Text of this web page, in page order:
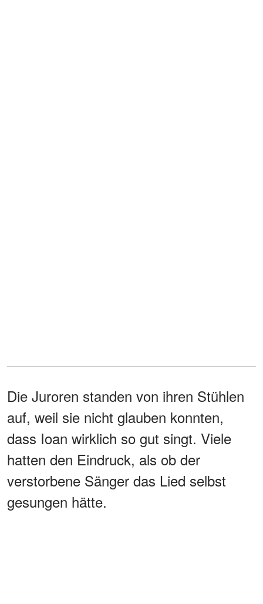
Die Juroren standen von ihren Stühlen
auf, weil sie nicht glauben konnten,
dass Ioan wirklich so gut singt. Viele
hatten den Eindruck, als ob der
verstorbene Sänger das Lied selbst
gesungen hätte.